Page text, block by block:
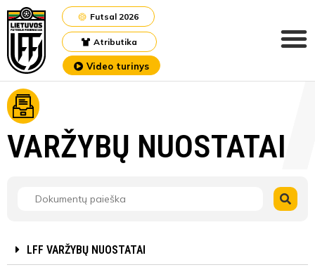
Atributika
Futsal 2026
Video turinys
VARŽYBŲ NUOSTATAI
LFF VARŽYBŲ NUOSTATAI